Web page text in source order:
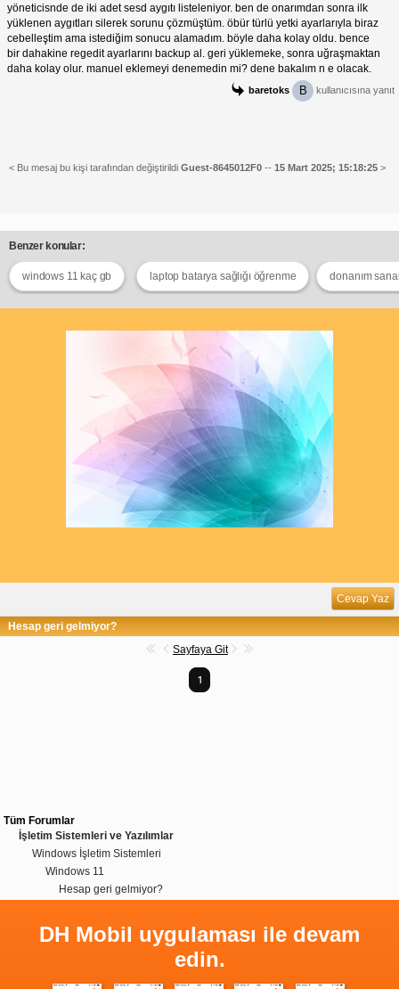
yöneticisnde de iki adet sesd aygıtı listeleniyor. ben de onarımdan sonra ilk
yüklenen aygıtları silerek sorunu çözmüştüm. öbür türlü yetki ayarlarıyla biraz
cebelleştim ama istediğim sonucu alamadım. böyle daha kolay oldu. bence
bir dahakine regedit ayarlarını backup al. geri yüklemeke, sonra uğraşmaktan
daha kolay olur. manuel eklemeyi denemedin mi? dene bakalım n e olacak.
baretoks B kullanıcısına yanıt
< Bu mesaj bu kişi tarafından değiştirildi Guest-8645012F0 -- 15 Mart 2025; 15:18:25 >
Benzer konular:
windows 11 kaç gb laptop batarya sağlığı öğrenme donanım
Cevap Yaz
Hesap geri gelmiyor?
Sayfaya Git
1
Tüm Forumlar
İşletim Sistemleri ve Yazılımlar
Windows İşletim Sistemleri
Windows 11
Hesap geri gelmiyor?
DH Mobil uygulaması ile devam
edin.